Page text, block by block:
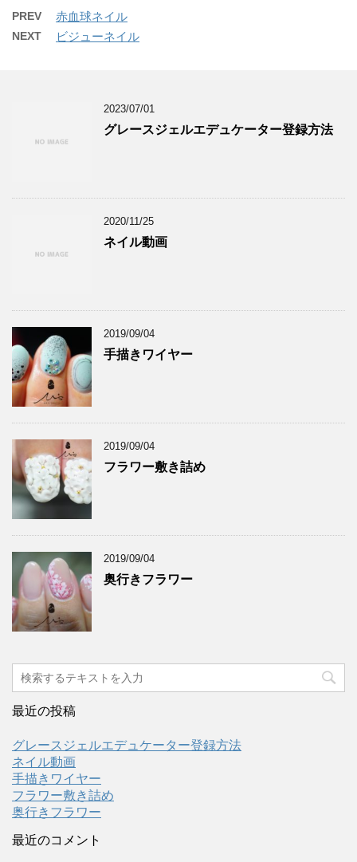
PREV 赤血球ネイル
NEXT ビジューネイル
2023/07/01
グレースジェルエデュケーター登録方法
2020/11/25
ネイル動画
2019/09/04
手描きワイヤー
2019/09/04
フラワー敷き詰め
2019/09/04
奥行きフラワー
最近の投稿
グレースジェルエデュケーター登録方法
ネイル動画
手描きワイヤー
フラワー敷き詰め
奥行きフラワー
最近のコメント